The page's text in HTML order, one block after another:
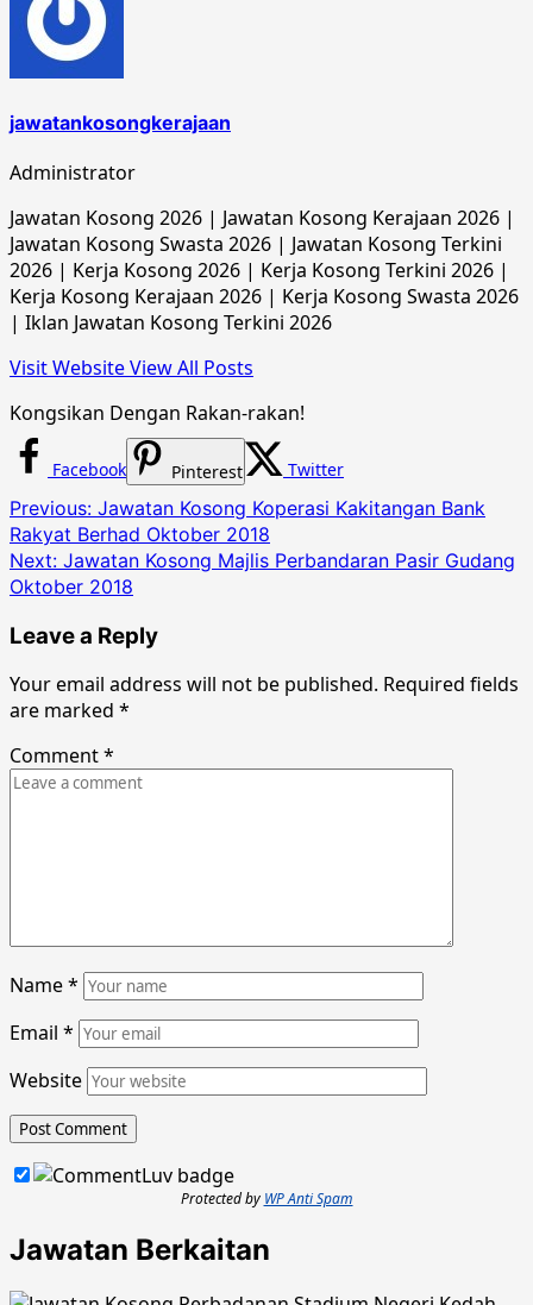
jawatankosongkerajaan
Administrator
Jawatan Kosong 2026 | Jawatan Kosong Kerajaan 2026 |
Jawatan Kosong Swasta 2026 | Jawatan Kosong Terkini
2026 | Kerja Kosong 2026 | Kerja Kosong Terkini 2026 |
Kerja Kosong Kerajaan 2026 | Kerja Kosong Swasta 2026
| Iklan Jawatan Kosong Terkini 2026
Visit WebsiteView All Posts
Kongsikan Dengan Rakan-rakan!
Facebook Pinterest Twitter
Post
navigation
Previous: Jawatan Kosong Koperasi Kakitangan Bank
Rakyat Berhad Oktober 2018
Next: Jawatan Kosong Majlis Perbandaran Pasir Gudang
Oktober 2018
Leave a Reply
Your email address will not be published. Required fields
are marked *
Comment*
Name*
Email *
Website
Protected by WP Anti Spam
Jawatan Berkaitan